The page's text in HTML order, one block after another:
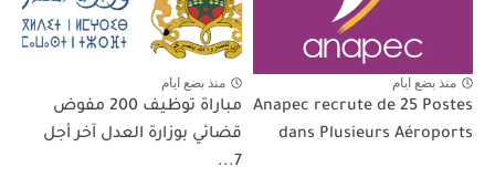
منذ بضع ايام
Anapec recrute de 25 Postes
dans Plusieurs Aéroports
منذ بضع ايام
مباراة توظيف 200 مفوض
قضائي بوزارة العدل آخر أجل
7...